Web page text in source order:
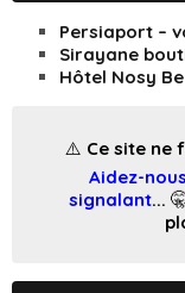
Persiaport –
Sirayane
Hôtel Nosy Be
⚠️ Ce site ne
Aidez-
signalant...